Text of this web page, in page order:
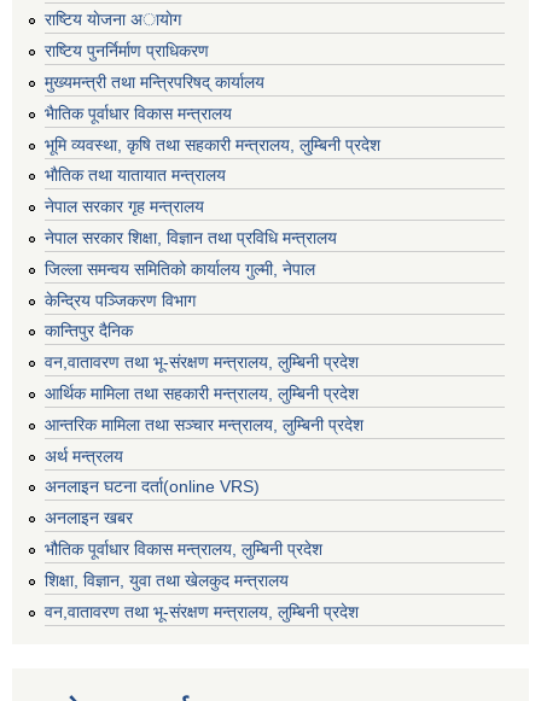
राष्टिय याेजना अायाेग
राष्टिय पुनर्निर्माण प्राधिकरण
मुख्यमन्त्री तथा मन्त्रिपरिषद् कार्यालय
भैातिक पूर्वाधार विकास मन्त्रालय
भूमि व्यवस्था, कृषि तथा सहकारी मन्त्रालय, लु्म्बिनी प्रदेश
भाैतिक तथा यातायात मन्त्रालय
नेपाल सरकार गृह मन्त्रालय
नेपाल सरकार शिक्षा, विज्ञान तथा प्रविधि मन्त्रालय
जिल्ला समन्वय समितिको कार्यालय गुल्मी, नेपाल
केन्द्रिय पञ्जिकरण विभाग
कान्तिपुर दैनिक
वन,वातावरण तथा भू-संरक्षण मन्त्रालय, लुम्बिनी प्रदेश
आर्थिक मामिला तथा सहकारी मन्त्रालय, लुम्बिनी प्रदेश
आन्तरिक मामिला तथा सञ्चार मन्त्रालय, लुम्बिनी प्रदेश
अर्थ मन्त्रलय
अनलाइन घटना दर्ता(online VRS)
अनलाइन खबर
भौतिक पूर्वाधार विकास मन्त्रालय, लुम्बिनी प्रदेश
शिक्षा, विज्ञान, युवा तथा खेलकुद मन्‍‍त्रालय
वन,वातावरण तथा भू-संरक्षण मन्त्रालय, लुम्बिनी प्रदेश